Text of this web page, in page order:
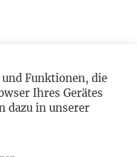
Funktionen, die
Ihres Gerätes
dazu in unserer